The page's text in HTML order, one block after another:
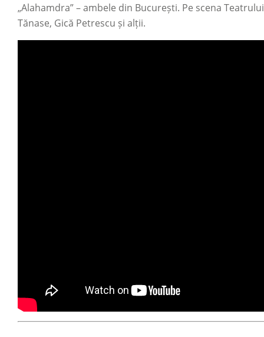
„Alahamdra”–ambele din București. Pe scena
Tănase, Gică Petrescu și alții.